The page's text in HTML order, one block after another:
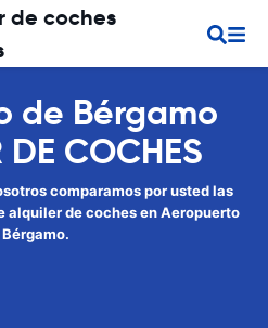
de coches
de Bérgamo
DE COCHES
comparamos por usted las
alquiler de coches en Aeropuerto